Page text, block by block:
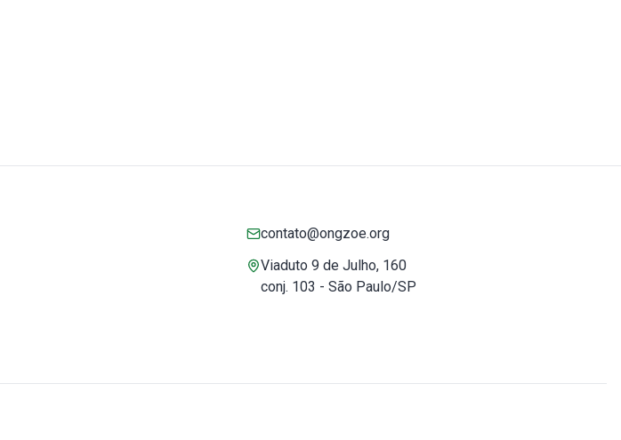
contato@ongzoe.org
Viaduto 9 de Julho, 160
conj. 103 - São Paulo/SP